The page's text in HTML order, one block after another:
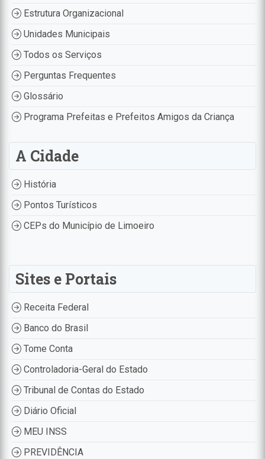
Estrutura Organizacional
Unidades Municipais
Todos os Serviços
Perguntas Frequentes
Glossário
Programa Prefeitas e Prefeitos Amigos da Criança
A Cidade
História
Pontos Turísticos
CEPs do Município de Limoeiro
Sites e Portais
Receita Federal
Banco do Brasil
Tome Conta
Controladoria-Geral do Estado
Tribunal de Contas do Estado
Diário Oficial
MEU INSS
PREVIDÊNCIA